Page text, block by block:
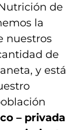
de
la
nuestros
de
y está
– privada